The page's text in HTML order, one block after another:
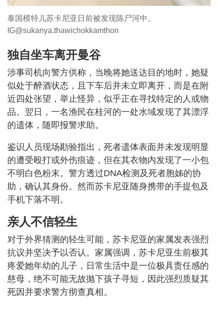
泰国模特儿苏卡尼亚日前被发现陈尸河中。
IG@sukanya.thawichokkamthon
独自坐车离开曼谷
涉事司机向警方供称，当晚将她送达目的地时，她疑
似处于醉酒状态，且下车后并未立即离开，而是在附
近四处张望，举止怪异，似乎正在寻找特定的人或物
品。翌日，一名渔民在桂河的一处水域发现了其漂浮
的遗体，随即报警求助。
鉴识人员现场勘验指出，死者遗体表面并未发现明显
的遭受殴打或外伤痕迹，但在其衣物内发现了一小包
不明白色粉末。警方透过DNA检测及死者胞姊的协
助，确认其身份。然而苏卡尼亚随身携带的手提包及
手机下落不明。
亲人不信轻生
对于外界猜测的轻生可能，苏卡尼亚的家属发表强烈
抗议并坚决予以否认。家属强调，苏卡尼亚生前极其
疼爱她年幼的儿子，日常生活中是一位极具责任感的
慈母，绝不可能无故抛下孩子寻短，因此强烈质疑其
死因并要求警方彻查真相。